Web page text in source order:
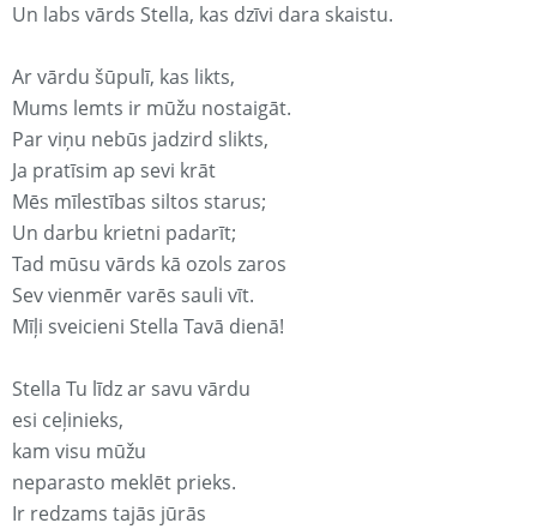
Un labs vārds Stella, kas dzīvi dara skaistu.
Ar vārdu šūpulī, kas likts,
Mums lemts ir mūžu nostaigāt.
Par viņu nebūs jadzird slikts,
Ja pratīsim ap sevi krāt
Mēs mīlestības siltos starus;
Un darbu krietni padarīt;
Tad mūsu vārds kā ozols zaros
Sev vienmēr varēs sauli vīt.
Mīļi sveicieni Stella Tavā dienā!
Stella Tu līdz ar savu vārdu
esi ceļinieks,
kam visu mūžu
neparasto meklēt prieks.
Ir redzams tajās jūrās